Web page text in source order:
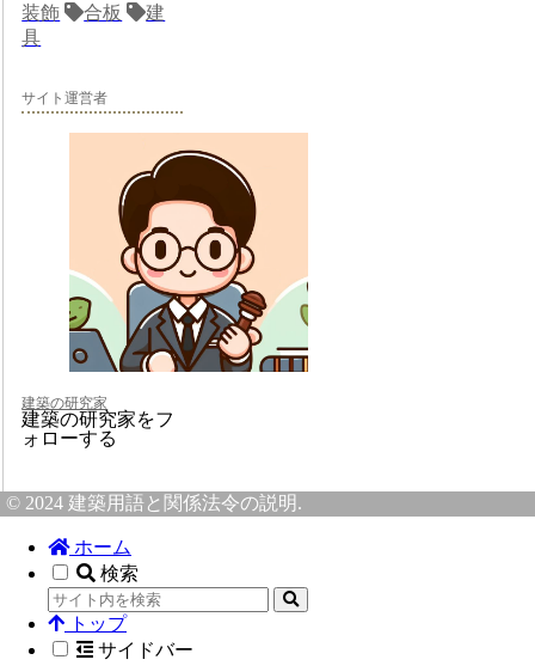
装飾
合板
建
具
サイト運営者
建築の研究家
建築の研究家をフ
ォローする
© 2024 建築用語と関係法令の説明.
ホーム
検索
トップ
サイドバー